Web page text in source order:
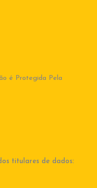
é Protegida Pela
titulares de dados: